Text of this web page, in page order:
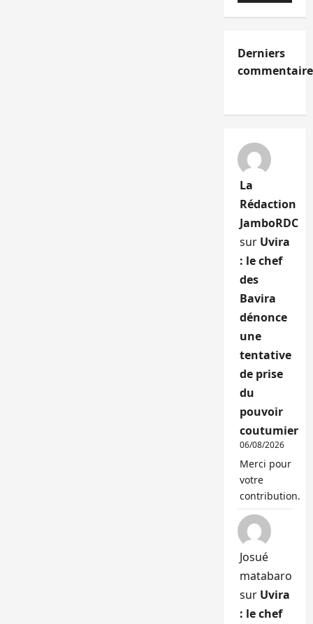
Derniers
La
Rédaction
JamboRDC
sur Uvira
: le chef
des
Bavira
dénonce
une
tentative
de prise
du
pouvoir
coutumier
06/08/2026
Merci pour
votre
contribution.
Josué
matabaro
sur Uvira
: le chef